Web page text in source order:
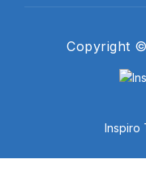
Copyright
Inspiro